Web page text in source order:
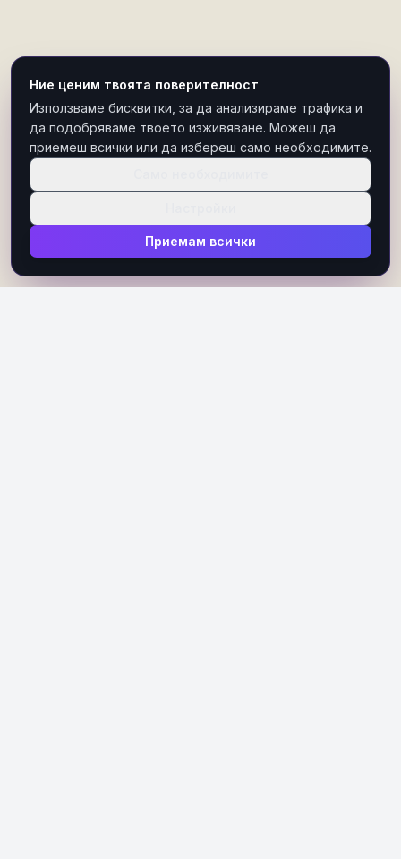
Ние ценим твоята поверителност
Използваме бисквитки, за да анализираме трафика и
да подобряваме твоето изживяване. Можеш да
приемеш всички или да избереш само необходимите.
Приемам всички